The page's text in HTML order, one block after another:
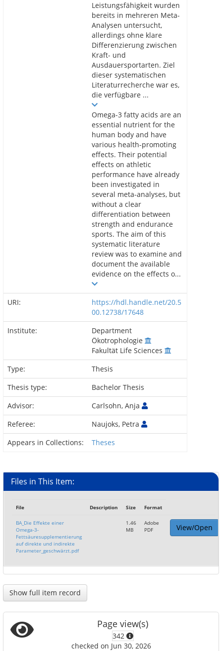
Leistungsfähigkeit wurden
bereits in mehreren Meta-
Analysen untersucht,
allerdings ohne klare
Differenzierung zwischen
Kraft- und
Ausdauersportarten. Ziel
dieser systematischen
Literaturrecherche war es,
die verfügbare ...
Omega-3 fatty acids are an
essential nutrient for the
human body and have
various health-promoting
effects. Their potential
effects on athletic
performance have already
been investigated in
several meta-analyses, but
without a clear
differentiation between
strength and endurance
sports. The aim of this
systematic literature
review was to examine and
document the available
evidence on the effects o...
URI:
https://hdl.handle.net/20.5
00.12738/17648
Institute:
Department
Ökotrophologie
Fakultät Life Sciences
Type:
Thesis
Thesis type:
Bachelor Thesis
Advisor:
Carlsohn, Anja
Referee:
Naujoks, Petra
Appears in Collections:
Theses
Files in This Item:
File Description Size Format
BA_Die Effekte einer
Omega-3-
Fettsäuresupplementierung
auf direkte und indirekte
Parameter_geschwärzt.pdf
1.46
MB
Adobe
PDF
View/Open
Show full item record
Page view(s)
342
checked on Jun 30, 2026